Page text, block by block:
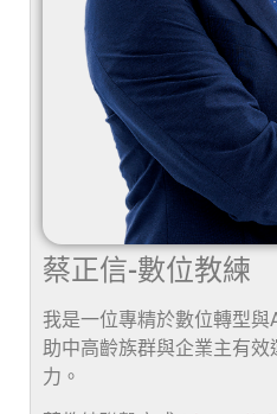
蔡正信-數位教練
我是一位專精於數位轉型
助中高齡族群與企業主有
力。